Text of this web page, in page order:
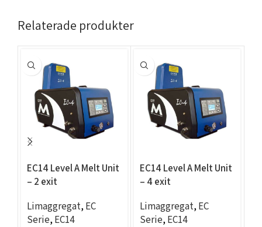
Relaterade produkter
EC14 Level A Melt Unit
– 2 exit
Limaggregat, EC
Serie, EC14
EC14 Level A Melt Unit
– 4 exit
Limaggregat, EC
Serie, EC14